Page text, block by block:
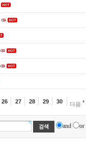
26 27 28 29 30 다음
and or